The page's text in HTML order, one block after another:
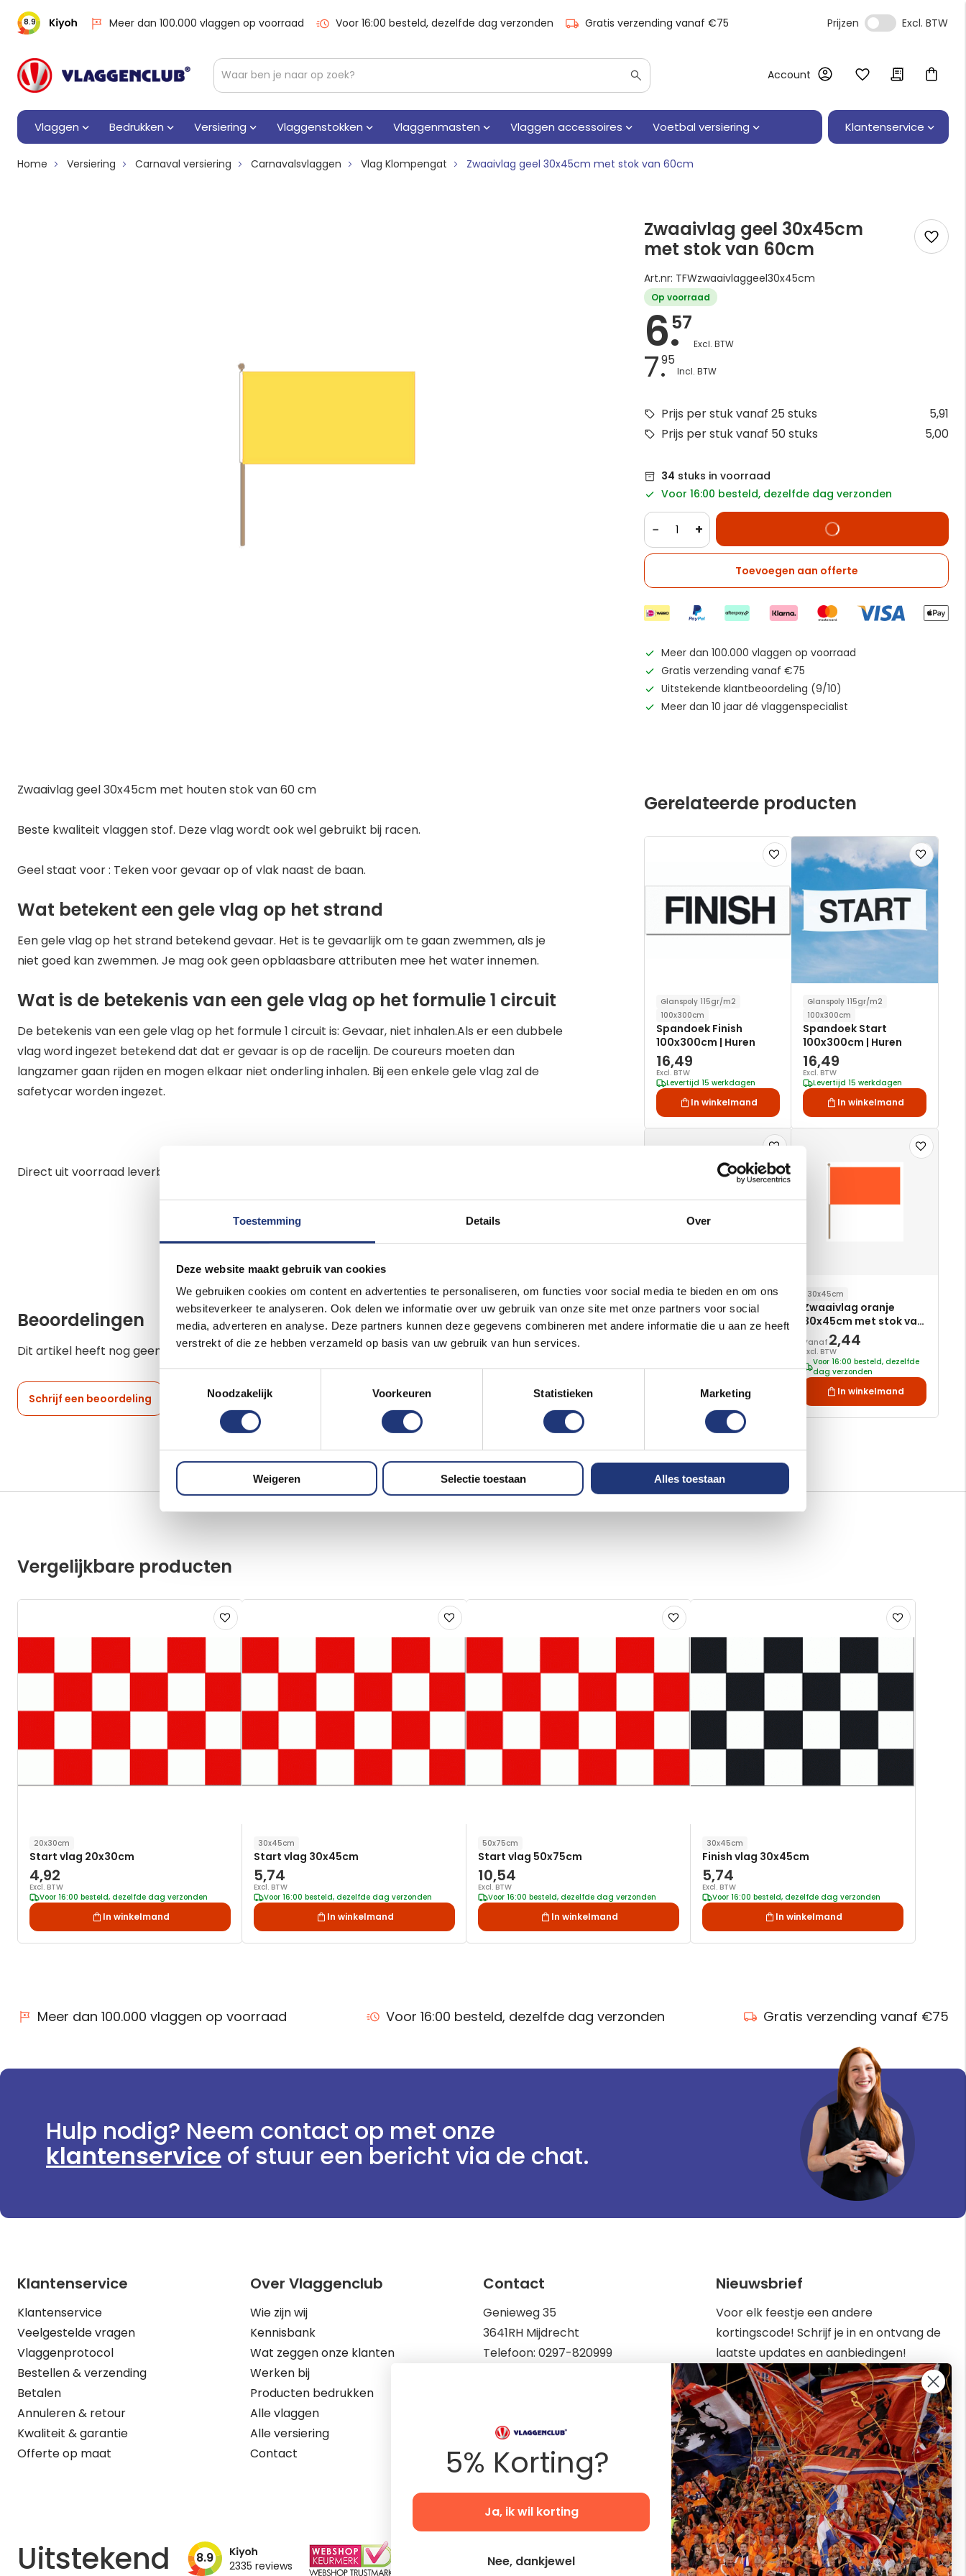
Toestemming Details Over
Deze website maakt gebruik van cookies
We gebruiken cookies om content en advertenties te personaliseren, om functies voor social media te bieden en om ons
websiteverkeer te analyseren. Ook delen we informatie over uw gebruik van onze site met onze partners voor social
media, adverteren en analyse. Deze partners kunnen deze gegevens combineren met andere informatie die u aan ze heeft
verstrekt of die ze hebben verzameld op basis van uw gebruik van hun services.
Noodzakelijk
Voorkeuren Statistieken Marketing
Weigeren Selectie toestaan Alles toestaan
8.9 Meer dan 100.000 vlaggen op voorraad Voor 16:00 besteld, dezelfde dag verzonden Gratis verzending vanaf €75 Prijzen
Account
Vlaggen Bedrukken Versiering Vlaggenstokken Vlaggenmasten Vlaggen accessoires Voetbal versiering Klantenservice
Home Versiering Carnaval versiering Carnavalsvlaggen Vlag Klompengat Zwaaivlag geel 30x45cm met stok van 60cm
Zwaaivlag geel 30x45cm
met stok van 60cm
Art.nr: TFWzwaaivlaggeel30x45cm
Op voorraad
6.57
7.95
Prijs per stuk vanaf 25 stuks
5,91
Prijs per stuk vanaf 50 stuks
5,00
34 stuks in voorraad
Voor 16:00 besteld, dezelfde dag verzonden
− +
Toevoegen aan offerte
Meer dan 100.000 vlaggen op voorraad
Gratis verzending vanaf €75
Uitstekende klantbeoordeling (9/10)
Meer dan 10 jaar dé vlaggenspecialist
Zwaaivlag geel 30x45cm met houten stok van 60 cm
Beste kwaliteit vlaggen stof. Deze vlag wordt ook wel gebruikt bij racen.
Geel staat voor : Teken voor gevaar op of vlak naast de baan.
Wat betekent een gele vlag op het strand
Een gele vlag op het strand betekend gevaar. Het is te gevaarlijk om te gaan zwemmen, als je
niet goed kan zwemmen. Je mag ook geen opblaasbare attributen mee het water innemen.
Wat is de betekenis van een gele vlag op het formulie 1 circuit
De betekenis van een gele vlag op het formule 1 circuit is: Gevaar, niet inhalen.Als er een dubbele
vlag word ingezet betekend dat dat er gevaar is op de racelijn. De coureurs moeten dan
langzamer gaan rijden en mogen elkaar niet onderling inhalen. Bij een enkele gele vlag zal de
safetycar worden ingezet.
Direct uit voorraad leverbaar.
Beoordelingen
Dit artikel heeft nog geen beoordelingen.
Schrijf een beoordeling
Gerelateerde producten
Voeg
toe
verlanglijst
Glanspoly 115gr/m2
100x300cm
Spandoek Finish
100x300cm | Huren
16,49
Excl. BTW
Levertijd 15 werkdagen
In winkelmand
Voeg
toe
verlanglijst
Glanspoly 115gr/m2
100x300cm
Spandoek Start
100x300cm | Huren
16,49
Excl. BTW
Levertijd 15 werkdagen
In winkelmand
Voeg
aan
verlanglijst
30x45cm
Zwaaivlag groen
30x45cm met stok van
dag verzonden
In winkelmand
Voeg
toe
30x45cm
Zwaaivlag oranje
30x45cm met stok van
60cm
Vanaf 2,44
Excl. BTW
Voor 16:00 besteld, dezelfde
dag verzonden
In winkelmand
Vergelijkbare producten
Voeg
toe
20x30cm
Start vlag 20x30cm
4,92
Excl. BTW
Voor 16:00 besteld, dezelfde dag verzonden
In winkelmand
Voeg
toe
30x45cm
Start vlag 30x45cm
5,74
Excl. BTW
Voor 16:00 besteld, dezelfde dag verzonden
In winkelmand
Voeg
toe
50x75cm
Start vlag 50x75cm
10,54
Excl. BTW
Voor 16:00 besteld, dezelfde dag verzonden
In winkelmand
Voeg
toe
30x45cm
Finish vlag 30x45cm
5,74
Excl. BTW
Voor 16:00 besteld, dezelfde dag verzonden
In winkelmand
Meer dan 100.000 vlaggen op voorraad Voor 16:00 besteld, dezelfde dag verzonden Gratis verzending vanaf €75
Hulp nodig? Neem contact op met onze
klantenservice of stuur een bericht via de chat.
Klantenservice
Klantenservice
Veelgestelde vragen
Vlaggenprotocol
Bestellen & verzending
Betalen
Annuleren & retour
Kwaliteit & garantie
Offerte op maat
Over Vlaggenclub
Wie zijn wij
Kennisbank
Wat zeggen onze klanten
Werken bij
Producten bedrukken
Alle vlaggen
Alle versiering
Contact
Contact
Genieweg 35
3641RH Mijdrecht
Telefoon: 0297-820999
Op werkdagen zijn wij bereikbaar van
9.00 tot 17.00
Nieuwsbrief
Voor elk feestje een andere
kortingscode! Schrijf je in en ontvang de
laatste updates en aanbiedingen!
Abonneer
op
onze
nieuwsbrief
Inschrijven
Uitstekend 8.9 2335 reviews
5% Korting?
Ja, ik wil korting
Nee, dankjewel